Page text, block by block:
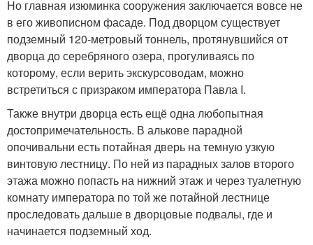
Но главная изюминка сооружения заключается вовсе не
в его живописном фасаде. Под дворцом существует
подземный 120-метровый тоннель, протянувшийся от
дворца до серебряного озера, прогуливаясь по
которому, если верить экскурсоводам, можно
встретиться с призраком императора Павла I.
Также внутри дворца есть ещё одна любопытная
достопримечательность. В алькове парадной
опочивальни есть потайная дверь на темную узкую
винтовую лестницу. По ней из парадных залов второго
этажа можно попасть на нижний этаж и через туалетную
комнату императора по той же потайной лестнице
проследовать дальше в дворцовые подвалы, где и
начинается подземный ход.